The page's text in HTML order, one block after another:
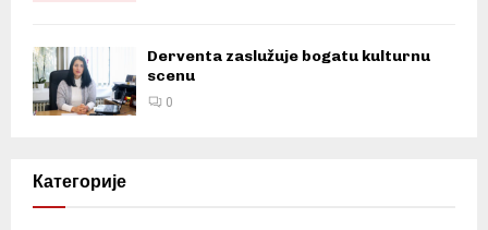
Derventa zaslužuje bogatu kulturnu
scenu
0
Категорије